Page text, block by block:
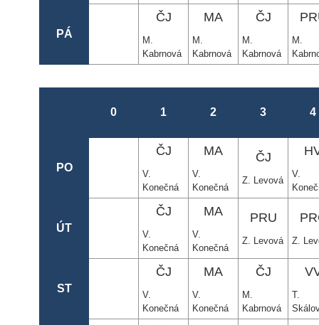
PÁ
ČJ
M.
Kabrnová
MA
M.
Kabrnová
ČJ
M.
Kabrnová
M.
0 1 2 3 4
PO
ČJ
V.
Konečná
MA
V.
Konečná
ČJ
Z. Levová
V.
ÚT
ČJ
V.
Konečná
MA
V.
Konečná
PRU
Z. Levová Z.
ST
ČJ
V.
Konečná
MA
V.
Konečná
ČJ
M.
Kabrnová
T.